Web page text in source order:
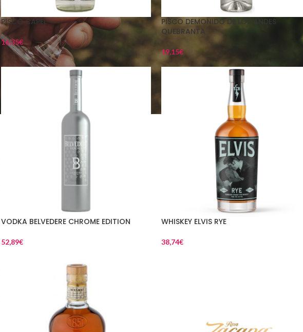
PISCO CAPEL
16,35€
PISCO DEMONIDO DE LOS ANDES
QUEBRANTA
19,15€
VODKA BELVEDERE CHROME EDITION
52,89€
WHISKEY ELVIS RYE
38,74€